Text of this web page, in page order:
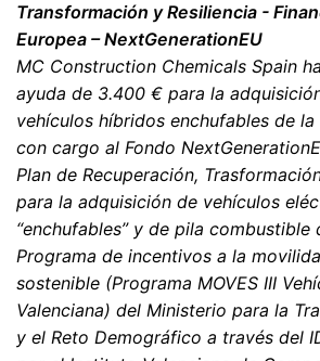
Transformación y Resiliencia -
Europea – NextGenerationEU
MC Construction Chemicals Spain
ayuda de 3.400 € para la
vehículos híbridos enchufables de la
con cargo al Fondo
Plan de Recuperación,
para la adquisición de vehículos
“enchufables” y de pila combustible
Programa de incentivos a la
sostenible (Programa MOVES III
Valenciana) del Ministerio para la
y el Reto Demográfico a través del